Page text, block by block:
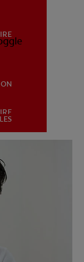
BUCCO-DENTAIRE
DENTAIRE
IDÉALES
fil